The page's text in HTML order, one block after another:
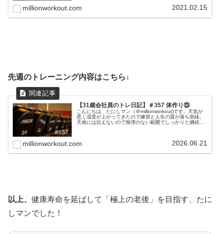
millionworkout.com 2021.02.15
先週のトレーニング内容はこちら↓
【31歳会社員のトレ日記】＃357 体作り⑬
こんにちは、たにしマン（＠millionworkout)です。天気が
悪く湿度が上がってきたので練習と人生の質が落ち気味。
天候には抗えないので無理のない範囲でしっかりと継続す
millionworkout.com 2026.06.21
以上、 健康寿命を延ばして「極上の老後」を目指す、たに
しマンでした！